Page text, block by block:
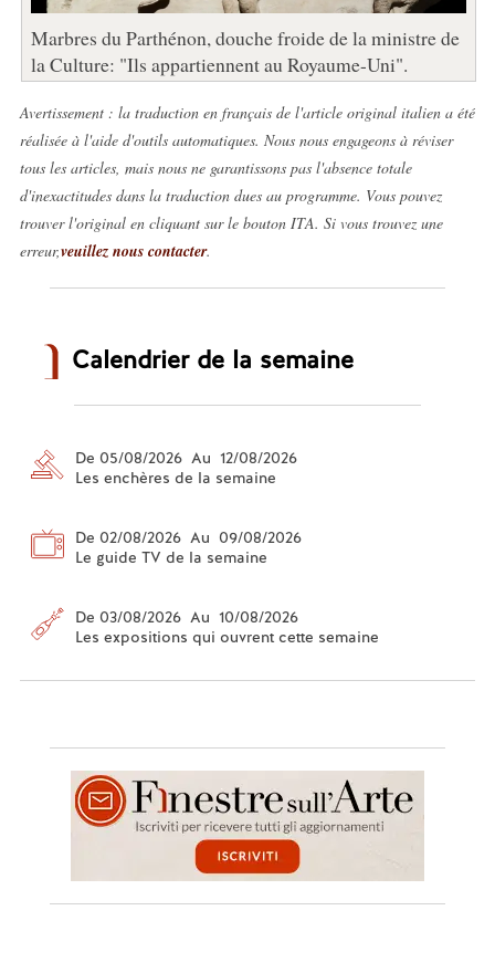
Marbres du Parthénon, douche froide de la ministre de
la Culture: "Ils appartiennent au Royaume-Uni".
Avertissement : la traduction en français de l'article original italien a été
réalisée à l'aide d'outils automatiques. Nous nous engageons à réviser
tous les articles, mais nous ne garantissons pas l'absence totale
d'inexactitudes dans la traduction dues au programme. Vous pouvez
trouver l'original en cliquant sur le bouton ITA. Si vous trouvez une
erreur,veuillez nous contacter.
Calendrier de la semaine
De 05/08/2026 Au 12/08/2026
Les enchères de la semaine
De 02/08/2026 Au 09/08/2026
Le guide TV de la semaine
De 03/08/2026 Au 10/08/2026
Les expositions qui ouvrent cette semaine